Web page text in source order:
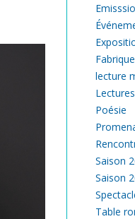
Fabrique
lecture
Lectures
Poésie
Saison
Saison
Table